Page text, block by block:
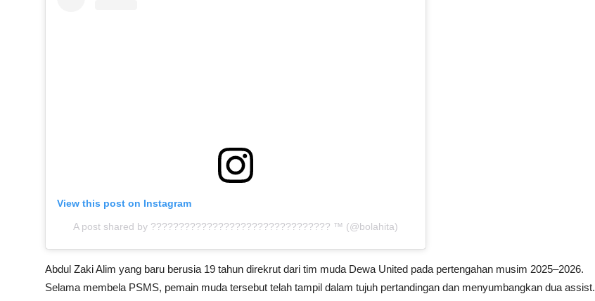
View this post on Instagram
A post shared by ???????????????????????????????? ™ (@bolahita)
Abdul Zaki Alim yang baru berusia 19 tahun direkrut dari tim muda Dewa United pada pertengahan musim 2025–2026.
Selama membela PSMS, pemain muda tersebut telah tampil dalam tujuh pertandingan dan menyumbangkan dua assist.